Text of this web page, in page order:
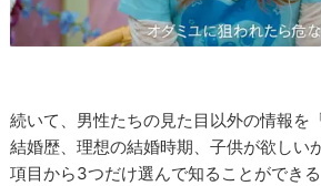
続いて、男性たちの見た目以外の情報を
結婚歴、理想の結婚時期、子供が欲しい
項目から3つだけ選んで知ることができ